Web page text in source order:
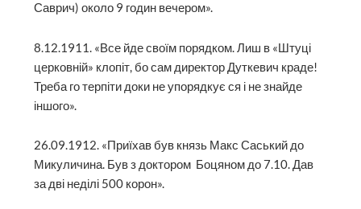
Саврич) около 9 годин вечером».
8.12.1911. «Все йде своїм порядком. Лиш в «Штуці
церковній» клопіт, бо сам директор Дуткевич краде!
Треба го терпіти доки не упорядкує ся і не знайде
іншого».
26.09.1912. «Приїхав був князь Макс Саський до
Микуличина. Був з доктором Боцяном до 7.10. Дав
за дві неділі 500 корон».